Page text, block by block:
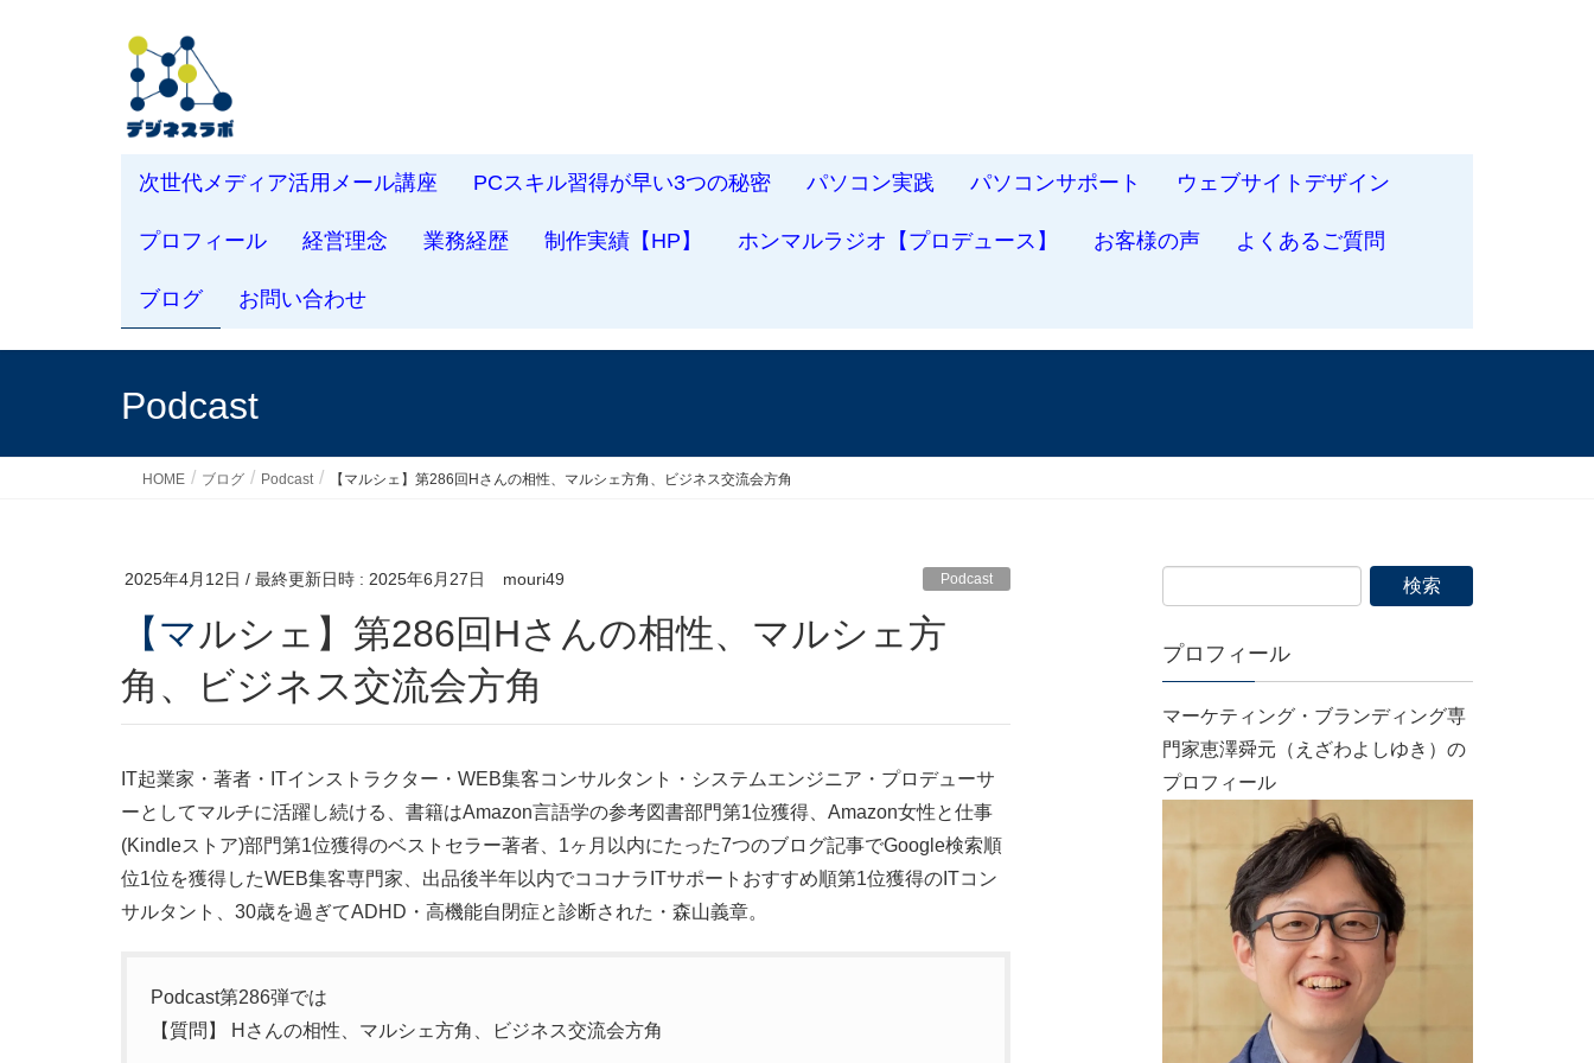
次世代メディア活用メール講座 PCスキル習得が早い3つの秘密 パソコン実践 パソコンサポート ウェブサイトデザイン
プロフィール 経営理念 業務経歴 制作実績【HP】 ホンマルラジオ【プロデュース】 お客様の声 よくあるご質問
ブログ お問い合わせ
Podcast
HOME ブログ Podcast 【マルシェ】第286回Hさんの相性、マルシェ方角、ビジネス交流会方角
2025年4月12日 / 最終更新日時 : 2025年6月27日 mouri49 Podcast
【マルシェ】第286回Hさんの相性、マルシェ方
角、ビジネス交流会方角
IT起業家・著者・ITインストラクター・WEB集客コンサルタント・システムエンジニア・プロデューサ
ーとしてマルチに活躍し続ける、書籍はAmazon言語学の参考図書部門第1位獲得、Amazon女性と仕事
(Kindleストア)部門第1位獲得のベストセラー著者、1ヶ月以内にたった7つのブログ記事でGoogle検索順
位1位を獲得したWEB集客専門家、出品後半年以内でココナラITサポートおすすめ順第1位獲得のITコン
サルタント、30歳を過ぎてADHD・高機能自閉症と診断された・森山義章。
Podcast第286弾では
【質問】 Hさんの相性、マルシェ方角、ビジネス交流会方角
プロフィール
マーケティング・ブランディング専
門家恵澤舜元（えざわよしゆき）の
プロフィール